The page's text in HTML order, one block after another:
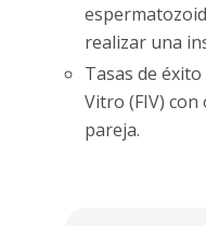
realizar una
Tasas de
Vitro (FIV) con
pareja.